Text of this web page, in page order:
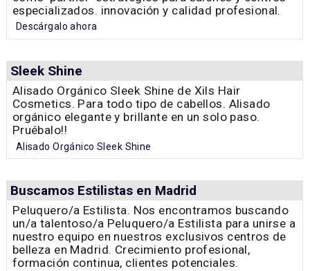
especializados. innovación y calidad profesional.
Descárgalo ahora
Sleek Shine
Alisado Orgánico Sleek Shine de Xils Hair
Cosmetics. Para todo tipo de cabellos. Alisado
orgánico elegante y brillante en un solo paso.
Pruébalo!!
Alisado Orgánico Sleek Shine
Buscamos Estilistas en Madrid
Peluquero/a Estilista. Nos encontramos buscando
un/a talentoso/a Peluquero/a Estilista para unirse a
nuestro equipo en nuestros exclusivos centros de
belleza en Madrid. Crecimiento profesional,
formación continua, clientes potenciales.